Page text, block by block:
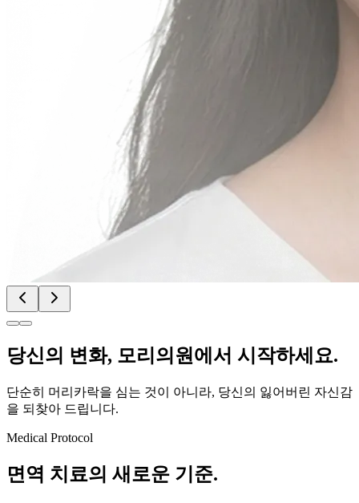
당신의 변화, 모리의원에서 시작하세요.
단순히 머리카락을 심는 것이 아니라, 당신의 잃어버린 자신감
을 되찾아 드립니다.
Medical Protocol
면역 치료의 새로운 기준.